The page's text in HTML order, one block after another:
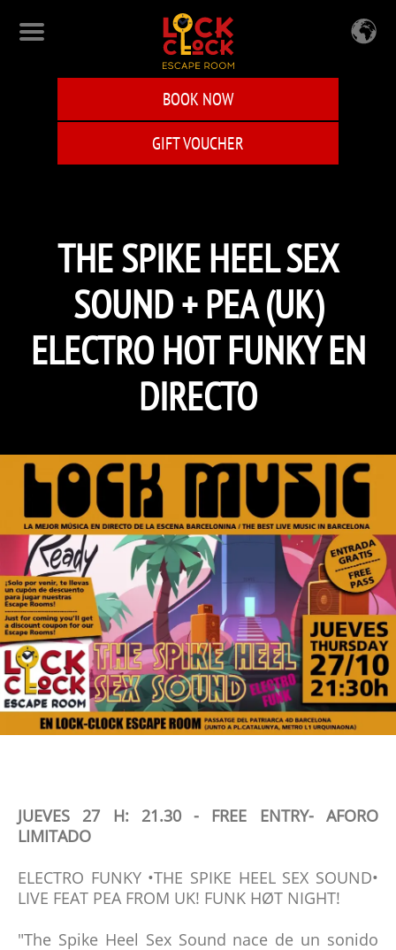
main
BOOK NOW
GIFT VOUCHER
THE SPIKE HEEL SEX
SOUND + PEA (UK)
ELECTRO HOT FUNKY EN
DIRECTO
JUEVES 27 H: 21.30 - FREE ENTRY- AFORO
LIMITADO
ELECTRO FUNKY •THE SPIKE HEEL SEX SOUND•
LIVE FEAT PEA FROM UK! FUNK HØT NIGHT!
"The Spike Heel Sex Sound nace de un sonido